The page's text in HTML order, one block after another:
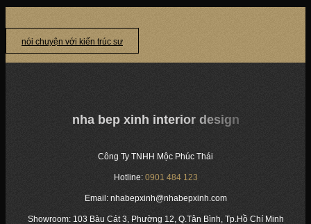
nói chuyện với kiến trúc sư
nha bep xinh interior design
Công Ty TNHH Mộc Phúc Thái
Hotline: 0901 484 123
Email: nhabepxinh@nhabepxinh.com
Showroom: 103 Bàu Cát 3, Phường 12, Q.Tân Bình, Tp.Hồ Chí Minh